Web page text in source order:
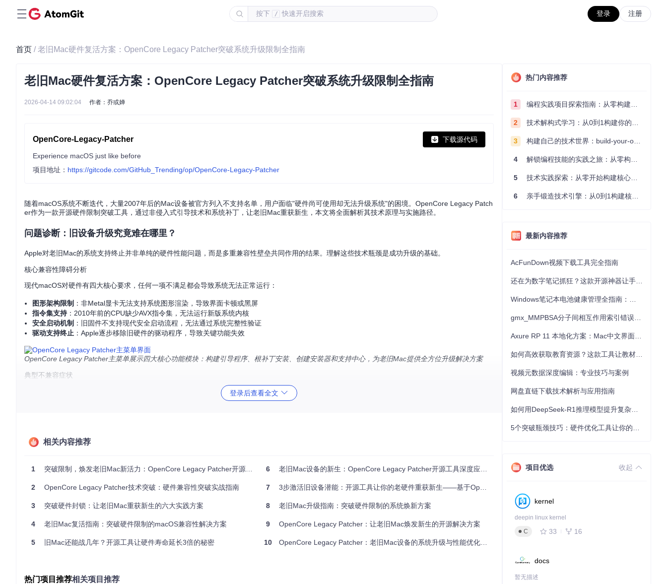
按下 / 快速开启搜索 登录 注册
首页 / 老旧Mac硬件复活方案：OpenCore Legacy Patcher突破系统升级限制全指南
老旧Mac硬件复活方案：OpenCore Legacy Patcher突破系统升级限制全指南
2026-04-14 09:02:04 作者：乔或婵
OpenCore-Legacy-Patcher 下载源代码
Experience macOS just like before
项目地址： https://gitcode.com/GitHub_Trending/op/OpenCore-Legacy-Patcher
随着macOS系统不断迭代，大量2007年后的Mac设备被官方列入不支持名单，用户面临"硬件尚可使用却无法升级系统"的困境。OpenCore Legacy Patch
er作为一款开源硬件限制突破工具，通过非侵入式引导技术和系统补丁，让老旧Mac重获新生，本文将全面解析其技术原理与实施路径。
问题诊断：旧设备升级究竟难在哪里？
Apple对老旧Mac的系统支持终止并非单纯的硬件性能问题，而是多重兼容性壁垒共同作用的结果。理解这些技术瓶颈是成功升级的基础。
核心兼容性障碍分析
现代macOS对硬件有四大核心要求，任何一项不满足都会导致系统无法正常运行：
图形架构限制 ：非Metal显卡无法支持系统图形渲染，导致界面卡顿或黑屏
指令集支持 ：2010年前的CPU缺少AVX指令集，无法运行新版系统内核
安全启动机制 ：旧固件不支持现代安全启动流程，无法通过系统完整性验证
驱动支持终止 ：Apple逐步移除旧硬件的驱动程序，导致关键功能失效
OpenCore Legacy Patcher主菜单展示四大核心功能模块：构建引导程序、根补丁安装、创建安装器和支持中心，为老旧Mac提供全方位升级解决方案
典型不兼容症状
成功安装后出现图形失真、Wi-Fi失效等功能问题
OpenCore作为一款开源引导加载器，原本用于Hackintosh（黑苹果）系统，被OCLP项目创新性地应用于老旧Mac设备：
硬件抽象层
：在系统启动前注入硬件描述符，让macOS识别旧硬件为兼容型号
驱动注入
：加载Apple已移除的旧硬件驱动程序，恢复关键功能
系统安装完成后，OCLP通过根补丁技术解决深层兼容性问题：
登录后查看全文
相关内容推荐
1 突破限制，焕发老旧Mac新活力：OpenCore Legacy Patcher开源工具焕新体验指南
2 OpenCore Legacy Patcher技术突破：硬件兼容性突破实战指南
3 突破硬件封锁：让老旧Mac重获新生的六大实践方案
4 老旧Mac复活指南：突破硬件限制的macOS兼容性解决方案
5 旧Mac还能战几年？开源工具让硬件寿命延长3倍的秘密
6 老旧Mac设备的新生：OpenCore Legacy Patcher开源工具深度应用指南
7 3步激活旧设备潜能：开源工具让你的老硬件重获新生——基于OpenCore Legacy Patcher的系统升级技术指南
8 老旧Mac升级指南：突破硬件限制的系统焕新方案
9 OpenCore Legacy Patcher：让老旧Mac焕发新生的开源解决方案
10 OpenCore Legacy Patcher：老旧Mac设备的系统升级与性能优化指南
热门项目推荐相关项目推荐
热门内容推荐
1 编程实践项目探索指南：从零构建技术能力体系
2 技术解构式学习：从0到1构建你的编程知识体系
3 构建自己的技术世界：build-your-own-x项目的实践探索指南
4 解锁编程技能的实践之旅：从零构建你的技术世界
5 技术实践探索：从零开始构建核心系统的实践指南
6 亲手锻造技术引擎：从0到1构建核心系统的实践指南
最新内容推荐
AcFunDown视频下载工具完全指南
视频元数据深度编辑：专业技巧与案例
网盘直链下载技术解析与应用指南
项目优选 收起
kernel
deepin linux kernel
C
33 16
docs
暂无描述